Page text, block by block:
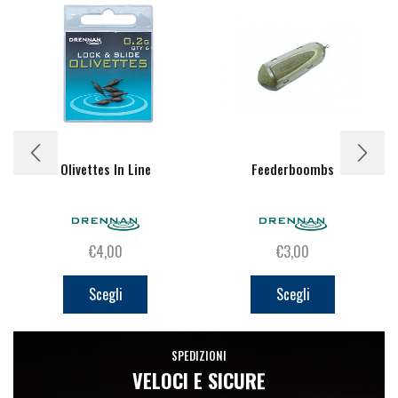
Olivettes In Line
€4,00
Scegli
Questo
ha
più
varianti.
Le
Feederboombs
€3,00
Scegli
Questo
ha
più
SPEDIZIONI
VELOCI E SICURE